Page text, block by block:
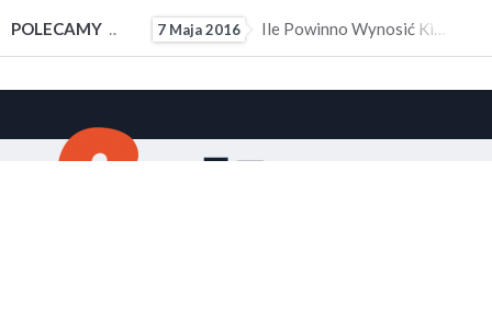
POLECAMY
Doświadczeniem Zawodowym 7 Maja 2016 Ile Powinno Wynosić Kieszonkowe?